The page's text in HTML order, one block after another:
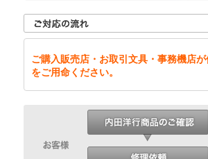
ご購入販売店・お取引文具・事務機店
をご用命ください。